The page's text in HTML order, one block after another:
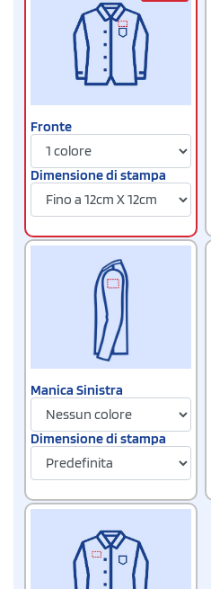
Fronte
Dimensione di stampa
Manica Sinistra
Dimensione di stampa